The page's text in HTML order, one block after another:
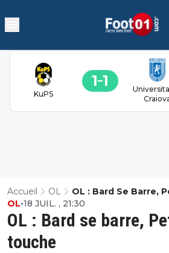
KuPS
1 1
Accueil OL OL : Bard Se Barre,
OL : Bard se barre,
touche
OL•18 JUIL. , 21:30